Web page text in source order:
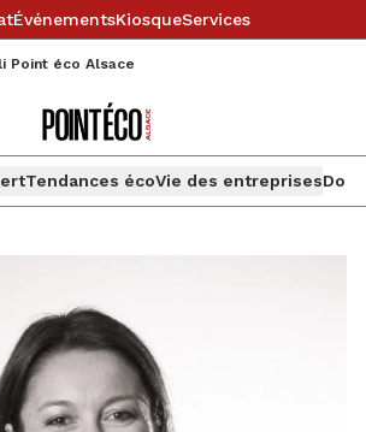
ÉvénementsKiosqueServices
Point éco Alsace
Tendances écoVie des entreprises